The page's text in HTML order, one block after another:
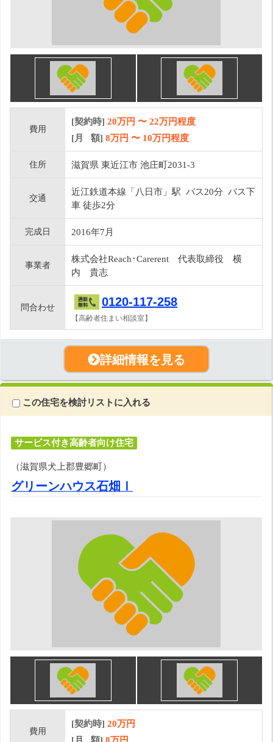
費用
[契約時] 20万円 〜 22万円程度
[月 額] 8万円 〜 10万円程度
住所 滋賀県 東近江市 池庄町2031-3
交通
近江鉄道本線「八日市」駅 バス20分 バス下
車 徒歩2分
完成日 2016年7月
事業者
株式会社Reach･Carerent 代表取締役 横
内 貴志
問合わせ 0120-117-258
【高齢者住まい相談室】
詳細情報を見る
この住宅を検討リストに入れる
サービス付き高齢者向け住宅
（滋賀県犬上郡豊郷町）
グリーンハウス石畑Ⅰ
費用
[契約時] 20万円